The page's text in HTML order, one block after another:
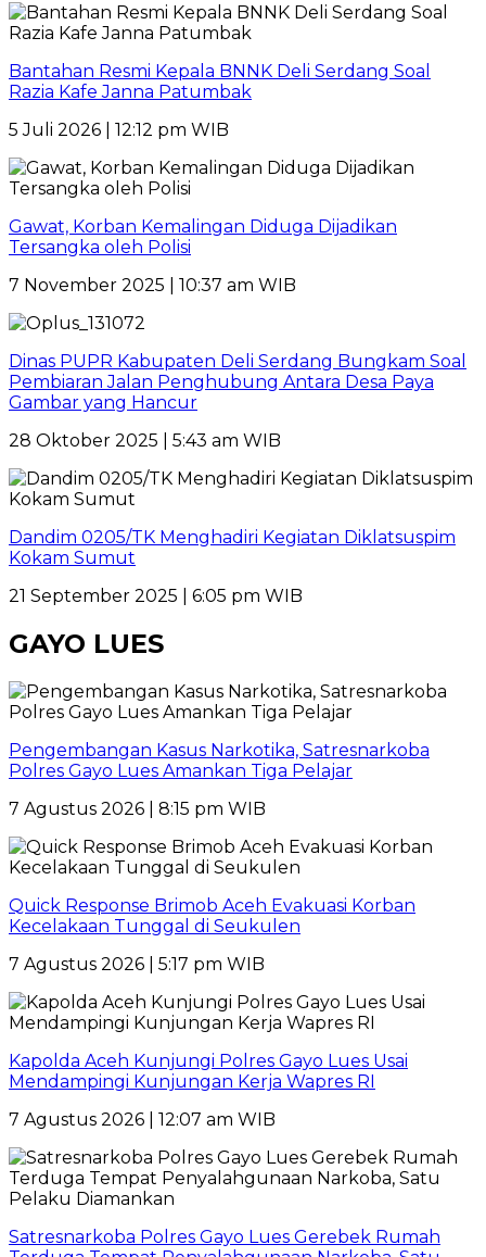
Bantahan Resmi Kepala BNNK Deli Serdang Soal
Razia Kafe Janna Patumbak
5 Juli 2026 | 12:12 pm WIB
Gawat, Korban Kemalingan Diduga Dijadikan
Tersangka oleh Polisi
7 November 2025 | 10:37 am WIB
Dinas PUPR Kabupaten Deli Serdang Bungkam Soal
Pembiaran Jalan Penghubung Antara Desa Paya
Gambar yang Hancur
28 Oktober 2025 | 5:43 am WIB
Dandim 0205/TK Menghadiri Kegiatan Diklatsuspim
Kokam Sumut
21 September 2025 | 6:05 pm WIB
GAYO LUES
Pengembangan Kasus Narkotika, Satresnarkoba
Polres Gayo Lues Amankan Tiga Pelajar
7 Agustus 2026 | 8:15 pm WIB
Quick Response Brimob Aceh Evakuasi Korban
Kecelakaan Tunggal di Seukulen
7 Agustus 2026 | 5:17 pm WIB
Kapolda Aceh Kunjungi Polres Gayo Lues Usai
Mendampingi Kunjungan Kerja Wapres RI
7 Agustus 2026 | 12:07 am WIB
Satresnarkoba Polres Gayo Lues Gerebek Rumah